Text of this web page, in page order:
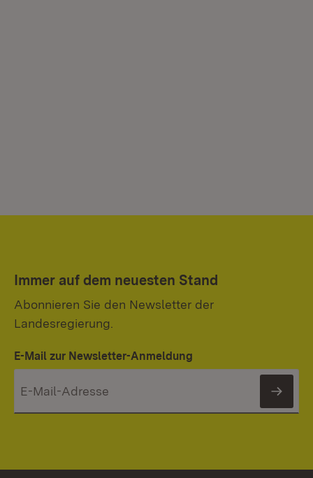
Immer auf dem neuesten Stand
Abonnieren Sie den Newsletter der
Landesregierung.
E-Mail zur Newsletter-Anmeldung